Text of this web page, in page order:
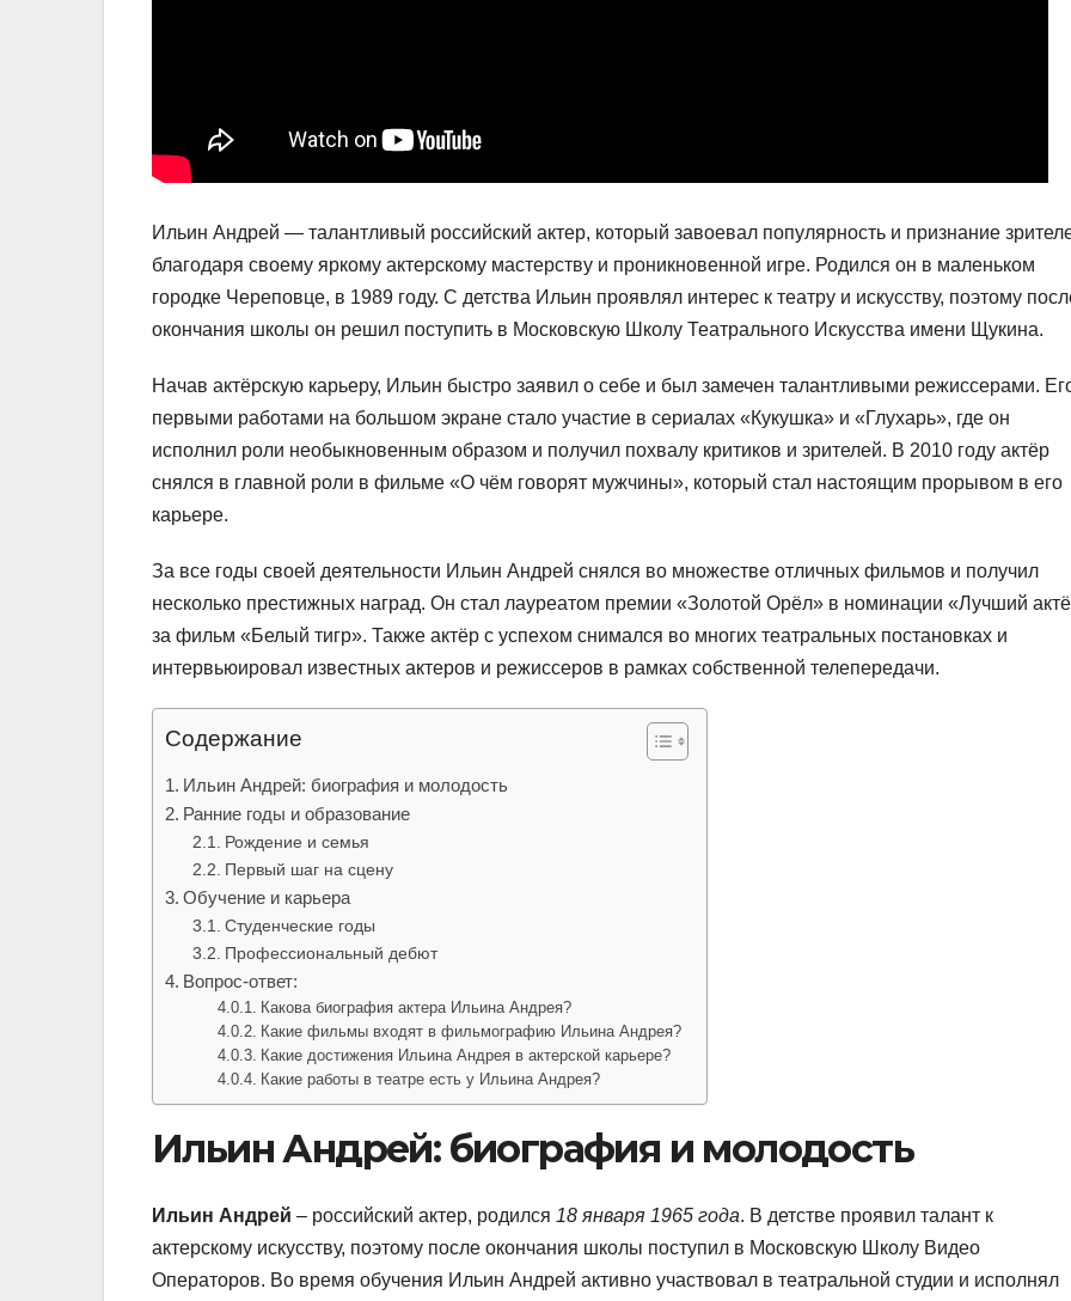
Ильин Андрей — талантливый российский актер, который завоевал популярность и признание
благодаря своему яркому актерскому мастерству и проникновенной игре. Родился он в маленьком
городке Череповце, в 1989 году. С детства Ильин проявлял интерес к театру и искусству, поэтому
окончания школы он решил поступить в Московскую Школу Театрального Искусства имени Щукина.
Начав актёрскую карьеру, Ильин быстро заявил о себе и был замечен талантливыми режиссерами.
первыми работами на большом экране стало участие в сериалах «Кукушка» и «Глухарь», где он
исполнил роли необыкновенным образом и получил похвалу критиков и зрителей. В 2010 году актёр
снялся в главной роли в фильме «О чём говорят мужчины», который стал настоящим прорывом в его
карьере.
За все годы своей деятельности Ильин Андрей снялся во множестве отличных фильмов и получил
несколько престижных наград. Он стал лауреатом премии «Золотой Орёл» в номинации «Лучший
за фильм «Белый тигр». Также актёр с успехом снимался во многих театральных постановках и
интервьюировал известных актеров и режиссеров в рамках собственной телепередачи.
Содержание
Ильин Андрей: биография и молодость
Ранние годы и образование
Рождение и семья
Первый шаг на сцену
Обучение и карьера
Студенческие годы
Профессиональный дебют
Вопрос-ответ:
Какова биография актера Ильина Андрея?
Какие фильмы входят в фильмографию Ильина Андрея?
Какие достижения Ильина Андрея в актерской карьере?
Какие работы в театре есть у Ильина Андрея?
Ильин Андрей: биография и молодость
Ильин Андрей – российский актер, родился 18 января 1965 года. В детстве проявил талант к
актерскому искусству, поэтому после окончания школы поступил в Московскую Школу Видео
Операторов. Во время обучения Ильин Андрей активно участвовал в театральной студии и исполнял